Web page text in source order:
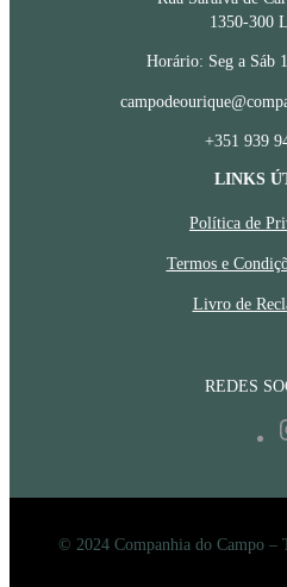
LINKS
Política de
Termos e
Livro de
REDES
1350-300
Horário: Seg a Sáb
+351 939
© 2024 Companhia do Campo –